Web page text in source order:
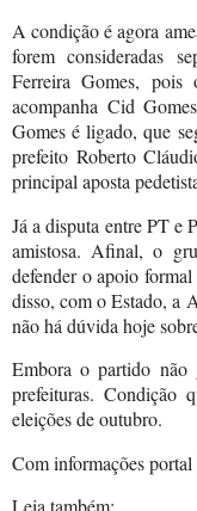
A condição é agora
forem consideradas
Ferreira Gomes,
acompanha Cid
Gomes é ligado, que
prefeito Roberto
principal aposta
Já a disputa entre PT e
amistosa. Afinal, o
defender o apoio
disso, com o Estado, a
não há dúvida hoje
Embora o partido não
prefeituras. Condição
eleições de outubro.
Com informações portal
Leia também: